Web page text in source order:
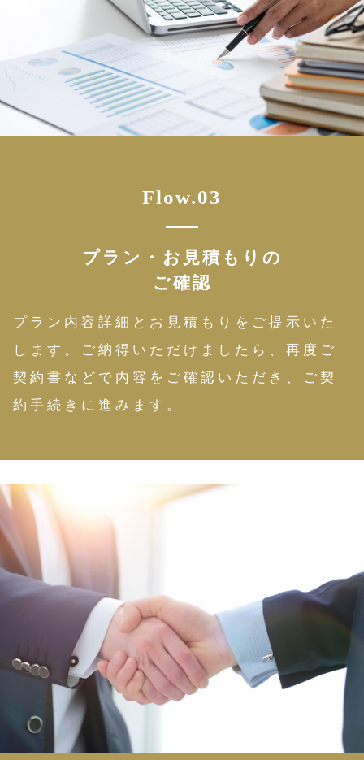
Flow.03
プラン・お見積もりの
ご確認
プラン内容詳細とお見積もりをご提示いた
します。ご納得いただけましたら、再度ご
契約書などで内容をご確認いただき、ご契
約手続きに進みます。